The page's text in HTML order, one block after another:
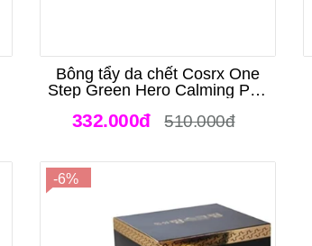
Bông tẩy da chết Cosrx One
Step Green Hero Calming Pad
332.000đ 510.000đ
-6%